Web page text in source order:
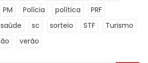
PM Polícia política
PRF
saúde sc sorteio STF
Turismo
verão